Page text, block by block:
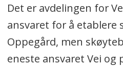
Det er avdelingen for
ansvaret for å etablere
Oppegård, men
eneste ansvaret Vei og